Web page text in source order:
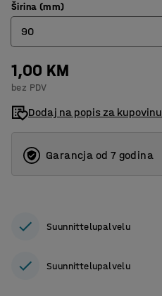
95
150
Širina (mm)
90
90
120
180
240
1,00 KM
bez PDV
Dodaj na popis za kupovinu
Garancja od 7 godina
Suunnittelupalvelu
Suunnittelupalvelu